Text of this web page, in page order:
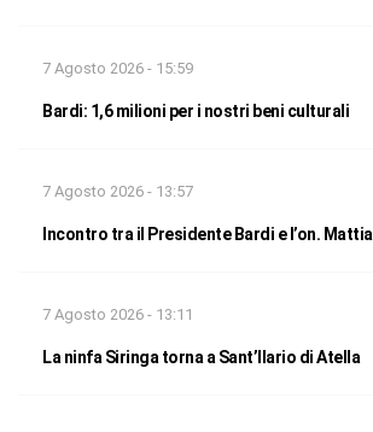
7 Agosto 2026 - 15:59
Bardi: 1,6 milioni per i nostri beni culturali
7 Agosto 2026 - 13:57
Incontro tra il Presidente Bardi e l’on. Mattia
7 Agosto 2026 - 13:11
La ninfa Siringa torna a Sant’Ilario di Atella